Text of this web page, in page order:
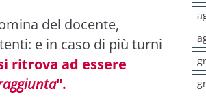
del docente,
e in caso di più turni
ritrova ad essere
".